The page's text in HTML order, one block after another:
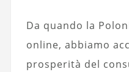
Da quando la
online, abbiamo
prosperità del